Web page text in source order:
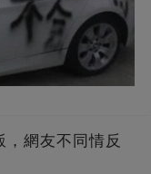
網友不同情反